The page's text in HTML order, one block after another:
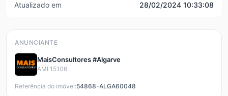
Atualizado em 28/02/2024 10:33:08
ANUNCIANTE
MaisConsultores #Algarve
AMI 15106
Referência do imóvel:54868-ALGA60048